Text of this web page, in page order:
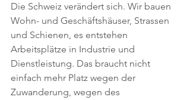
Die Schweiz verändert sich. Wir bauen
Wohn- und Geschäftshäuser, Strassen
und Schienen, es entstehen
Arbeitsplätze in Industrie und
Dienstleistung. Das braucht nicht
einfach mehr Platz wegen der
Zuwanderung, wegen des